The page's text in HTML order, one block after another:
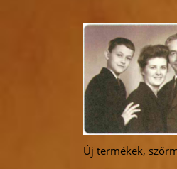
Új termékek,